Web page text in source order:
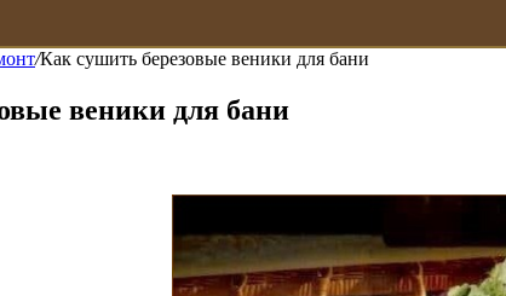
/Как сушить березовые веники для бани
веники для бани